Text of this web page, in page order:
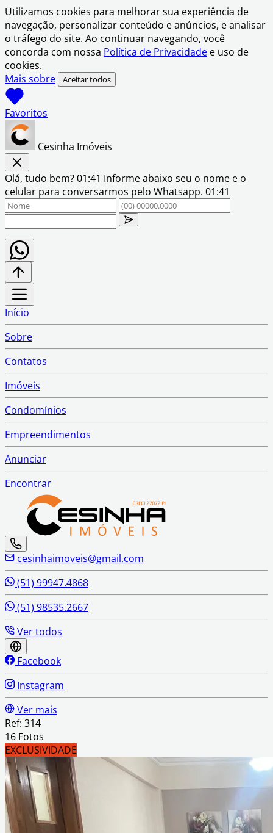
Utilizamos cookies para melhorar sua experiência de
navegação, personalizar conteúdo e anúncios, e analisar
o tráfego do site. Ao continuar navegando, você
concorda com nossa Política de Privacidade e uso de
cookies.
Mais sobre
Aceitar todos
Favoritos
Cesinha Imóveis
Olá, tudo bem?01:41 Informe abaixo seu o nome e o
celular para conversarmos pelo Whatsapp. 01:41
Início
Sobre
Contatos
Imóveis
Condomínios
Empreendimentos
Anunciar
Encontrar
cesinhaimoveis@gmail.com
(51) 99947.4868
(51) 98535.2667
Ver todos
Facebook
Instagram
Ver mais
Ref: 314
16 Fotos
EXCLUSIVIDADE